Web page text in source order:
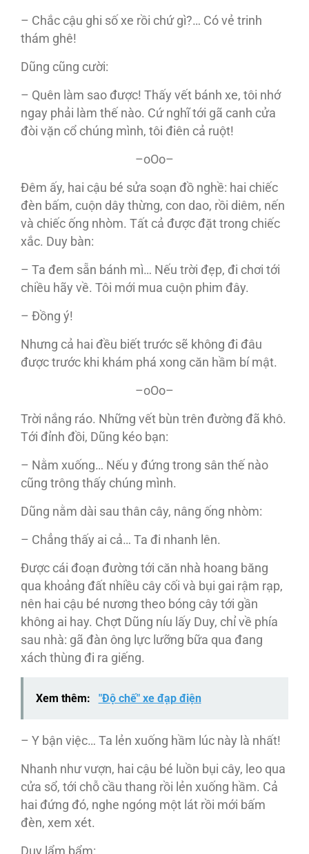
– Chắc cậu ghi số xe rồi chứ gì?… Có vẻ trinh
thám ghê!
Dũng cũng cười:
– Quên làm sao được! Thấy vết bánh xe, tôi nhớ
ngay phải làm thế nào. Cứ nghĩ tới gã canh cửa
đòi vặn cổ chúng mình, tôi điên cả ruột!
–oOo–
Đêm ấy, hai cậu bé sửa soạn đồ nghề: hai chiếc
đèn bấm, cuộn dây thừng, con dao, rồi diêm, nến
và chiếc ống nhòm. Tất cả được đặt trong chiếc
xắc. Duy bàn:
– Ta đem sẵn bánh mì… Nếu trời đẹp, đi chơi tới
chiều hãy về. Tôi mới mua cuộn phim đây.
– Đồng ý!
Nhưng cả hai đều biết trước sẽ không đi đâu
được trước khi khám phá xong căn hầm bí mật.
–oOo–
Trời nắng ráo. Những vết bùn trên đường đã khô.
Tới đỉnh đồi, Dũng kéo bạn:
– Nằm xuống… Nếu y đứng trong sân thế nào
cũng trông thấy chúng mình.
Dũng nằm dài sau thân cây, nâng ống nhòm:
– Chẳng thấy ai cả… Ta đi nhanh lên.
Được cái đoạn đường tới căn nhà hoang băng
qua khoảng đất nhiều cây cối và bụi gai rậm rạp,
nên hai cậu bé nương theo bóng cây tới gần
không ai hay. Chợt Dũng níu lấy Duy, chỉ về phía
sau nhà: gã đàn ông lực lưỡng bữa qua đang
xách thùng đi ra giếng.
Xem thêm: "Độ chế" xe đạp điện
– Y bận việc… Ta lẻn xuống hầm lúc này là nhất!
Nhanh như vượn, hai cậu bé luồn bụi cây, leo qua
cửa sổ, tới chỗ cầu thang rồi lẻn xuống hầm. Cả
hai đứng đó, nghe ngóng một lát rồi mới bấm
đèn, xem xét.
Duy lẩm bẩm: